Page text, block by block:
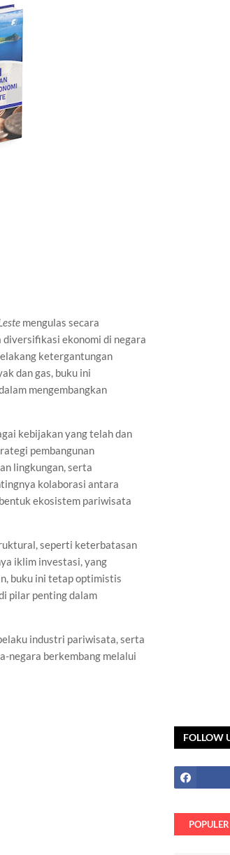
mengulas secara
ekonomi di negara
ketergantungan
dan gas, buku ini
mengembangkan
kebijakan yang telah dan
pembangunan
lingkungan, serta
kolaborasi antara
ekosistem pariwisata
seperti keterbatasan
iklim investasi, yang
buku ini tetap optimistis
pilar penting dalam
industri pariwisata, serta
negara berkembang melalui
FOLLOW
POPULER